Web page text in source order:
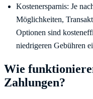
Kostenersparnis: Je
Möglichkeiten,
Optionen sind
niedrigeren Gebühren
Wie
Zahlungen?